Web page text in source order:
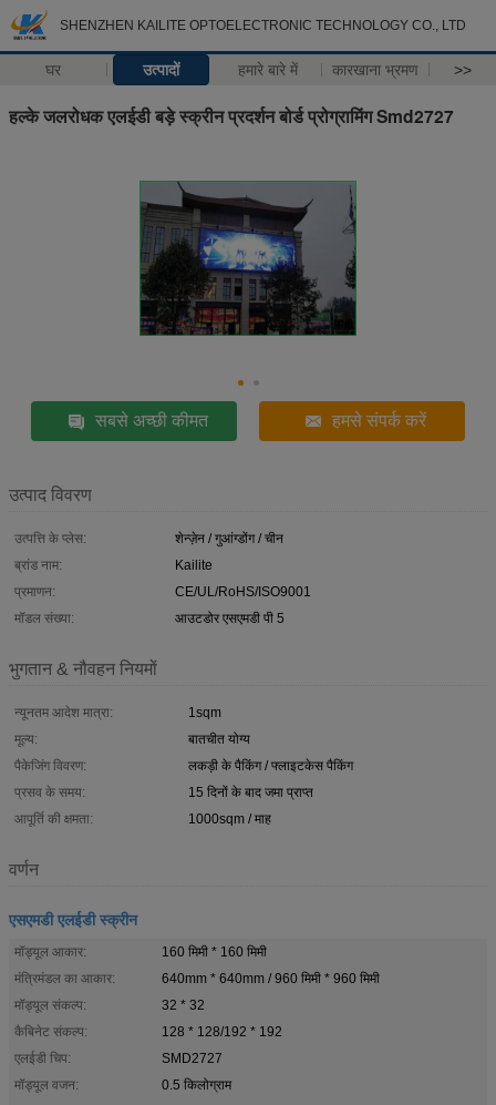
SHENZHEN KAILITE OPTOELECTRONIC TECHNOLOGY CO., LTD
घर उत्पादों हमारे बारे में कारखाना भ्रमण >>
हल्के जलरोधक एलईडी बड़े स्क्रीन प्रदर्शन बोर्ड प्रोग्रामिंग Smd2727
सबसे अच्छी कीमत हमसे संपर्क करें
उत्पाद विवरण
उत्पत्ति के प्लेस:
शेन्ज़ेन / गुआंग्डोंग / चीन
ब्रांड नाम:
Kailite
प्रमाणन:
CE/UL/RoHS/ISO9001
मॉडल संख्या:
आउटडोर एसएमडी पी 5
भुगतान & नौवहन नियमों
न्यूनतम आदेश मात्रा:
1sqm
मूल्य:
बातचीत योग्य
पैकेजिंग विवरण:
लकड़ी के पैकिंग / फ्लाइटकेस पैकिंग
प्रसव के समय:
15 दिनों के बाद जमा प्राप्त
आपूर्ति की क्षमता:
1000sqm / माह
वर्णन
एसएमडी एलईडी स्क्रीन
मॉड्यूल आकार:
160 मिमी * 160 मिमी
मंत्रिमंडल का आकार:
640mm * 640mm / 960 मिमी * 960 मिमी
मॉड्यूल संकल्प:
32 * 32
कैबिनेट संकल्प:
128 * 128/192 * 192
एलईडी चिप:
SMD2727
मॉड्यूल वजन:
0.5 किलोग्राम